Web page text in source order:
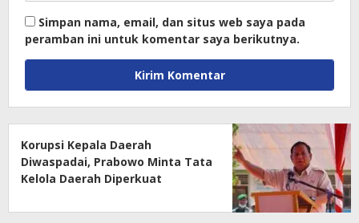
Simpan nama, email, dan situs web saya pada
peramban ini untuk komentar saya berikutnya.
Korupsi Kepala Daerah
Diwaspadai, Prabowo Minta Tata
Kelola Daerah Diperkuat